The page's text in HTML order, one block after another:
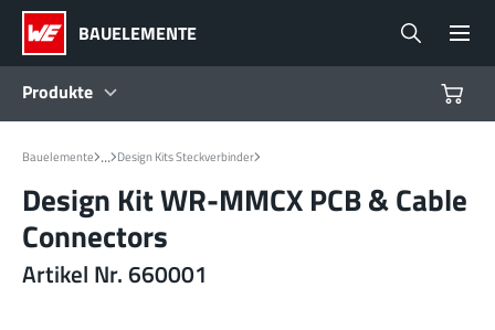
BAUELEMENTE
Produkte
Produkte
Referenzdesigns
Product Navigator
Bauelemente ... Design Kits Steckverbinder
Design Kit WR-MMCX PCB & Cable
Connectors
Artikel Nr. 660001